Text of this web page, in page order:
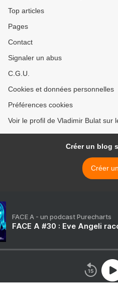
Top articles
Pages
Contact
Signaler un abus
C.G.U.
Cookies et données personnelles
Préférences cookies
Voir le profil de Vladimir Bulat sur
Créer un blog
Créer
FACE A - un podcast Purecharts
FACE A #30 : Eve Angeli